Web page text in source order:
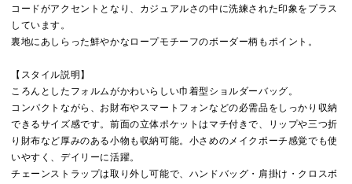
コードがアクセントとなり、カジュアルさの中に洗練された印象をプラス
しています。
裏地にあしらった鮮やかなロープモチーフのボーダー柄もポイント。
【スタイル説明】
ころんとしたフォルムがかわいらしい巾着型ショルダーバッグ。
コンパクトながら、お財布やスマートフォンなどの必需品をしっかり収納
できるサイズ感です。前面の立体ポケットはマチ付きで、リップや三つ折
り財布など厚みのある小物も収納可能。小さめのメイクポーチ感覚でも使
いやすく、デイリーに活躍。
チェーンストラップは取り外し可能で、ハンドバッグ・肩掛け・クロスボ